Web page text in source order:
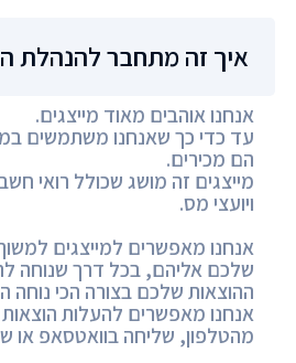
איך זה מתחבר להנהלת
אנחנו אוהבים מאוד מייצגים.
עד כדי כך שאנחנו משתמשים
הם מכירים.
מייצגים זה מושג שכולל רואי
ויועצי מס.
אנחנו מאפשרים למייצגים
שלכם אליהם, בכל דרך שנוחה
ההוצאות שלכם בצורה הכי
אנחנו מאפשרים להעלות
מהטלפון, שליחה בוואטסאפ או